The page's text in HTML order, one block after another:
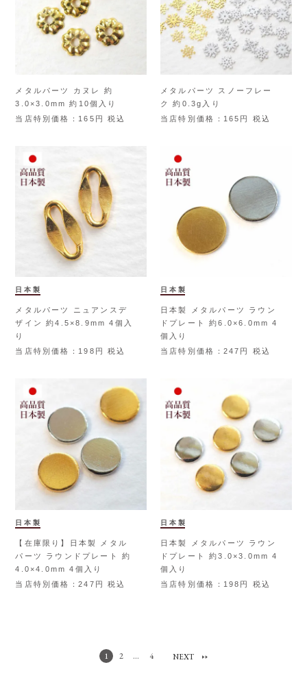
メタルパーツ カヌレ 約
3.0×3.0mm 約10個入り
当店特別価格
165 税込
メタルパーツ スノーフレー
ク 約0.3g入り
当店特別価格
165 税込
日本製
メタルパーツ ニュアンスデ
ザイン 約4.5×8.9mm 4個入
り
当店特別価格
198 税込
日本製
日本製 メタルパーツ ラウン
ドプレート 約6.0×6.0mm 4
個入り
当店特別価格
247 税込
日本製
【在庫限り】日本製 メタル
パーツ ラウンドプレート 約
4.0×4.0mm 4個入り
当店特別価格
247 税込
日本製
日本製 メタルパーツ ラウン
ドプレート 約3.0×3.0mm 4
個入り
当店特別価格
198 税込
1 2 … 4